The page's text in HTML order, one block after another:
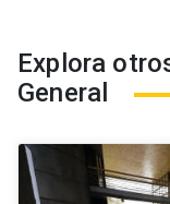
Explora
General